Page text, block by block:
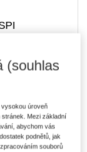
1 272 Kč
(souhlas
úroveň
Mezi základní
abychom vás
podnětů, jak
souborů